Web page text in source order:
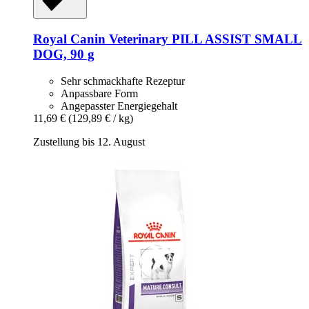
Royal Canin Veterinary PILL ASSIST SMALL
DOG, 90 g
Sehr schmackhafte Rezeptur
Anpassbare Form
Angepasster Energiegehalt
11,69 € (129,89 € / kg)
Zustellung bis 12. August